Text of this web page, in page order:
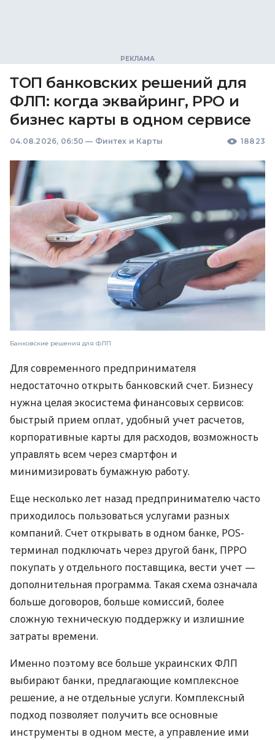
ТОП банковских решений для
ФЛП: когда эквайринг, РРО и
бизнес карты в одном сервисе
04.08.2026, 06:50 — Финтех и Карты 18823
Банковские решения для ФЛП
Для современного предпринимателя
недостаточно открыть банковский счет. Бизнесу
нужна целая экосистема финансовых сервисов:
быстрый прием оплат, удобный учет расчетов,
корпоративные карты для расходов, возможность
управлять всем через смартфон и
минимизировать бумажную работу.
Еще несколько лет назад предпринимателю часто
приходилось пользоваться услугами разных
компаний. Счет открывать в одном банке, POS-
терминал подключать через другой банк, ПРРО
покупать у отдельного поставщика, вести учет —
дополнительная программа. Такая схема означала
больше договоров, больше комиссий, более
сложную техническую поддержку и излишние
затраты времени.
Именно поэтому все больше украинских ФЛП
выбирают банки, предлагающие комплексное
решение, а не отдельные услуги. Комплексный
подход позволяет получить все основные
инструменты в одном месте, а управление ими